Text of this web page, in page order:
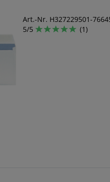
Art.-Nr. H327229501-
5/5
(1)